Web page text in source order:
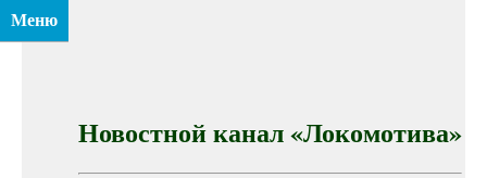
Меню
Новостной канал «Локомотива»